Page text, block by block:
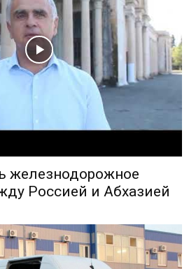
железнодорожное
Россией и Абхазией